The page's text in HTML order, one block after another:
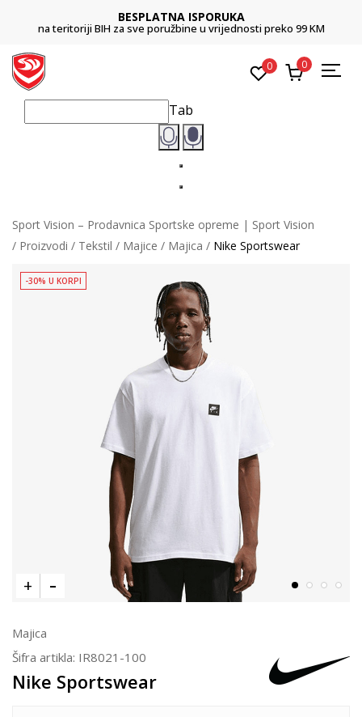
BESPLATNA ISPORUKA
na teritoriji BIH za sve poružbine u vrijednosti preko 99 KM
0 0
Tab
Sport Vision – Prodavnica Sportske opreme | Sport Vision
Proizvodi
Tekstil Majice Majica Nike Sportswear
-30% U KORPI
Majica
Šifra artikla: IR8021-100
Nike Sportswear